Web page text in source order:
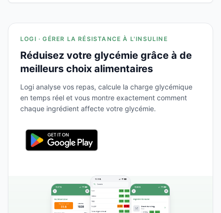
LOGI · GÉRER LA RÉSISTANCE À L'INSULINE
Réduisez votre glycémie grâce à de
meilleurs choix alimentaires
Logi analyse vos repas, calcule la charge glycémique
en temps réel et vous montre exactement comment
chaque ingrédient affecte votre glycémie.